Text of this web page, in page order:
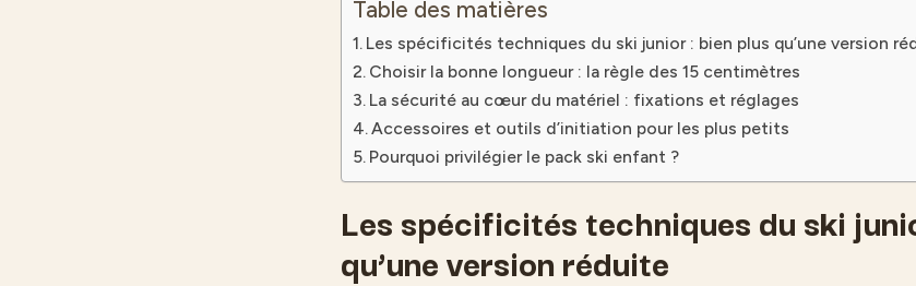
Table des matières
Les spécificités techniques du ski junior : bien plus qu’une version
Choisir la bonne longueur : la règle des 15 centimètres
La sécurité au cœur du matériel : fixations et réglages
Accessoires et outils d’initiation pour les plus petits
Pourquoi privilégier le pack ski enfant ?
Les spécificités techniques du ski
qu’une version réduite